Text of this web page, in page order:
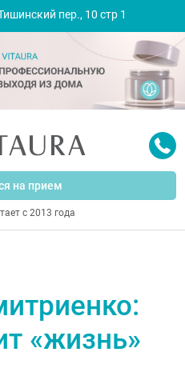
пер., 10 стр 1
на прием
с 2013 года
«жизнь»